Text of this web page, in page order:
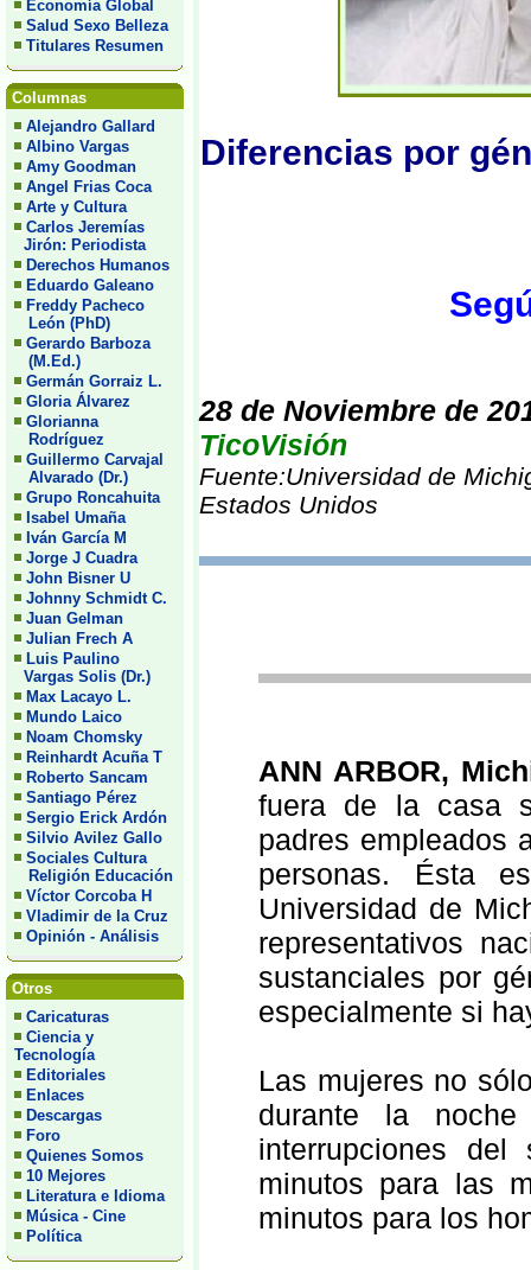
Economía Global
Salud Sexo Belleza
Titulares Resumen
Columnas
Alejandro Gallard
Albino Vargas
Amy Goodman
Angel Frias Coca
Arte y Cultura
Carlos Jeremías
Jirón: Periodista
Derechos Humanos
Eduardo Galeano
Freddy Pacheco
León (PhD)
Gerardo Barboza
(M.Ed.)
Germán Gorraiz L.
Gloria Álvarez
Glorianna
Rodríguez
Guillermo Carvajal
Alvarado (Dr.)
Grupo Roncahuita
Isabel Umaña
Iván García M
Jorge J Cuadra
John Bisner U
Johnny Schmidt C.
Juan Gelman
Julian Frech A
Luis Paulino
Vargas Solis (Dr.)
Max Lacayo L.
Mundo Laico
Noam Chomsky
Reinhardt Acuña T
Roberto Sancam
Santiago Pérez
Sergio Erick Ardón
Silvio Avilez Gallo
Sociales Cultura
Religión Educación
Víctor Corcoba H
Vladimir de la Cruz
Opinión - Análisis
Otros
Caricaturas
Ciencia y
Tecnología
Editoriales
Enlaces
Descargas
Foro
Quienes Somos
10 Mejores
Literatura e Idioma
Música - Cine
Política
Diferencias por
28 de Noviembre de
TicoVisión
Fuente:Universidad de
Estados Unidos
ANN ARBOR,
fuera de la casa
padres empleados
personas. Ésta
Universidad de
representativos
sustanciales por
especialmente si
Las mujeres no
durante la
interrupciones
minutos para las
minutos para los